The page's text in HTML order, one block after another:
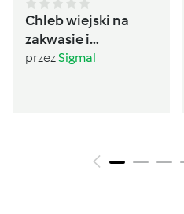
Chleb wiejski na
zakwasie i
drożdżach
przezSigmal